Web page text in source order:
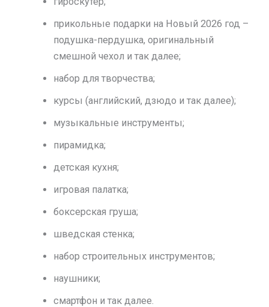
прикольные подарки на Новый 2026 год –
подушка-пердушка, оригинальный
смешной чехол и так далее;
набор для творчества;
курсы (английский, дзюдо и так далее);
музыкальные инструменты;
пирамидка;
детская кухня;
игровая палатка;
боксерская груша;
шведская стенка;
набор строительных инструментов;
наушники;
смартфон и так далее.